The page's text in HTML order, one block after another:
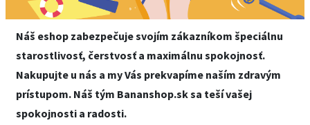
Náš eshop zabezpečuje svojím zákazníkom špeciálnu
starostlivosť, čerstvosť a maximálnu spokojnosť.
Nakupujte u nás a my Vás prekvapíme naším zdravým
prístupom. Náš tým Bananshop.sk sa teší vašej
spokojnosti a radosti.